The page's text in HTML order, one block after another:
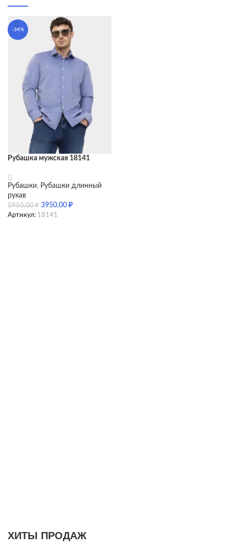
-34%
Рубашка мужская 18141
Рубашки, Рубашки длинный
рукав
5950,00₽ 3950,00 ₽
Артикул: 18141
ХИТЫ ПРОДАЖ